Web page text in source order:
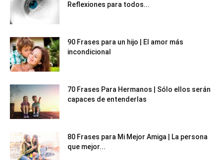
Reflexiones para todos...
90 Frases para un hijo | El amor más
incondicional
70 Frases Para Hermanos | Sólo ellos serán
capaces de entenderlas
80 Frases para Mi Mejor Amiga | La persona
que mejor...